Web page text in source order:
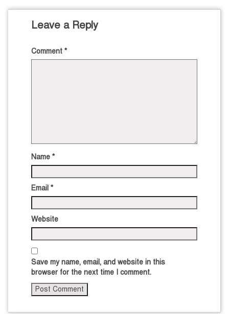
Leave a Reply
Comment *
Name *
Email *
Website
Save my name, email, and website in this
browser for the next time I comment.